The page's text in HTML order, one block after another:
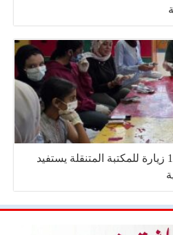
مكتبة مصر العامة تنظم 19 زيارة للمكتبة المتنقلة يستفيد